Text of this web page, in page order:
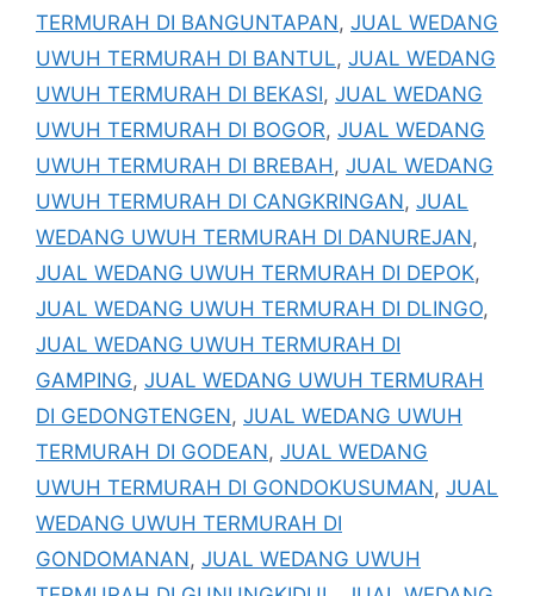
TERMURAH DI BANGUNTAPAN, JUAL WEDANG
UWUH TERMURAH DI BANTUL, JUAL WEDANG
UWUH TERMURAH DI BEKASI, JUAL WEDANG
UWUH TERMURAH DI BOGOR, JUAL WEDANG
UWUH TERMURAH DI BREBAH , JUAL WEDANG
UWUH TERMURAH DI CANGKRINGAN, JUAL
WEDANG UWUH TERMURAH DI DANUREJAN,
JUAL WEDANG UWUH TERMURAH DI DEPOK,
JUAL WEDANG UWUH TERMURAH DI DLINGO,
JUAL WEDANG UWUH TERMURAH DI
GAMPING, JUAL WEDANG UWUH TERMURAH
DI GEDONGTENGEN, JUAL WEDANG UWUH
TERMURAH DI GODEAN, JUAL WEDANG
UWUH TERMURAH DI GONDOKUSUMAN, JUAL
WEDANG UWUH TERMURAH DI
GONDOMANAN, JUAL WEDANG UWUH